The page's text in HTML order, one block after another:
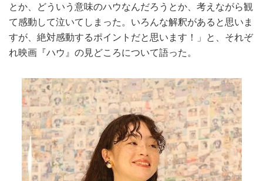
とか、どういう意味のハウなんだろうとか、考えながら観
て感動して泣いてしまった。いろんな解釈があると思いま
すが、絶対感動するポイントだと思います！」と、それぞ
れ映画『ハウ』の見どころについて語った。